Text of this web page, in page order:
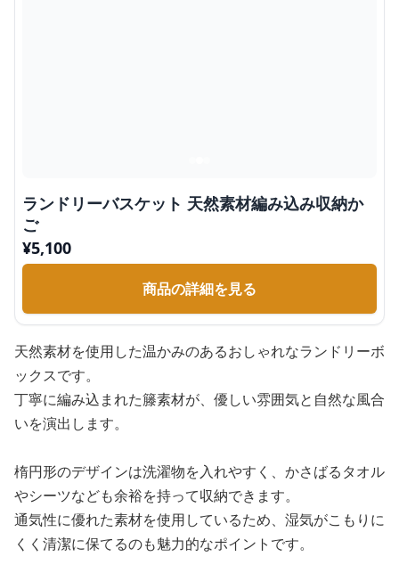
ランドリーバスケット 天然素材編み込み収納か
ご
¥5,100
商品の詳細を見る
天然素材を使用した温かみのあるおしゃれなランドリーボ
ックスです。
丁寧に編み込まれた籐素材が、優しい雰囲気と自然な風合
いを演出します。
楕円形のデザインは洗濯物を入れやすく、かさばるタオル
やシーツなども余裕を持って収納できます。
通気性に優れた素材を使用しているため、湿気がこもりに
くく清潔に保てるのも魅力的なポイントです。